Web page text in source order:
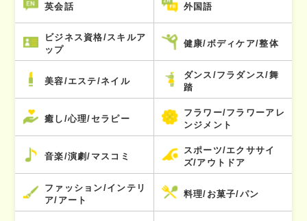
英会話 外国語
ビジネス資格/スキルア
ップ
健康/ボディケア/整体
美容/エステ/ネイル
ダンス/フラダンス/舞
踏
癒し/心理/セラピー
フラワー/フラワーアレ
ンジメント
音楽/演劇/マスコミ
スポーツ/エクササイ
ズ/アウトドア
ファッション/インテリ
ア/アート
料理/お菓子/パン